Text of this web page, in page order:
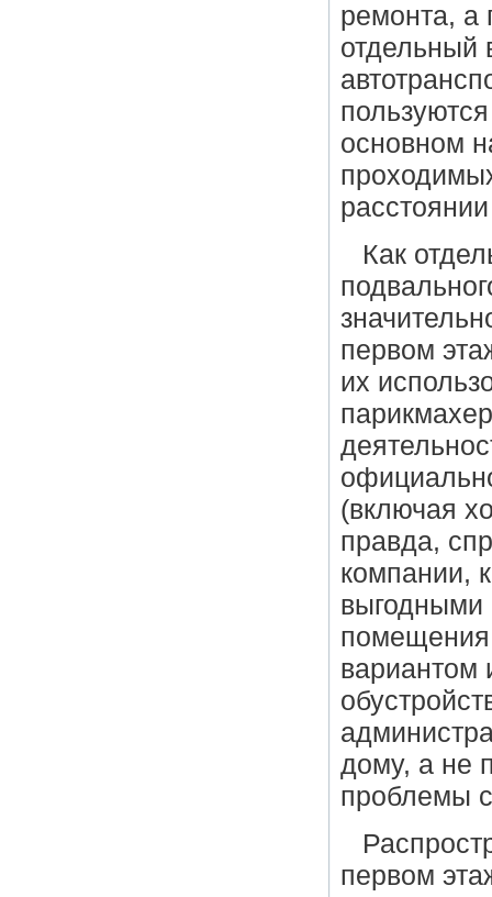
ремонта,
отдельный
основном
Как
первом
их
(включая
правда,
компании,
выгодными
помещения
вариантом
дому, а не
проблемы
первом